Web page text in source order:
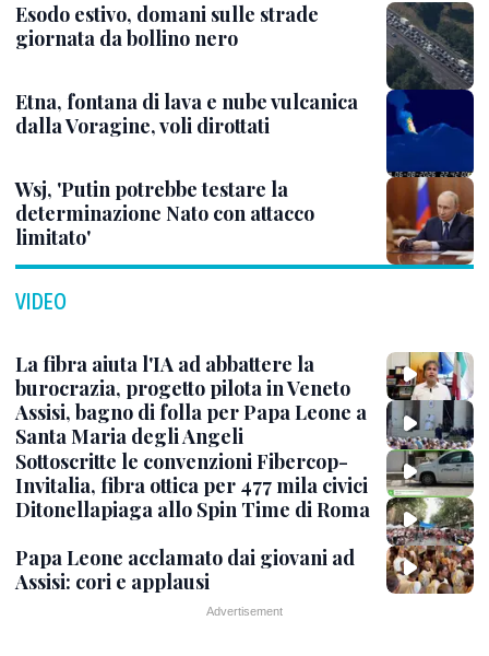
Esodo estivo, domani sulle strade
giornata da bollino nero
Etna, fontana di lava e nube vulcanica
dalla Voragine, voli dirottati
Wsj, 'Putin potrebbe testare la
determinazione Nato con attacco
limitato'
VIDEO
La fibra aiuta l'IA ad abbattere la
burocrazia, progetto pilota in Veneto
Assisi, bagno di folla per Papa Leone a
Santa Maria degli Angeli
Sottoscritte le convenzioni Fibercop-
Invitalia, fibra ottica per 477 mila civici
Ditonellapiaga allo Spin Time di Roma
Papa Leone acclamato dai giovani ad
Assisi: cori e applausi